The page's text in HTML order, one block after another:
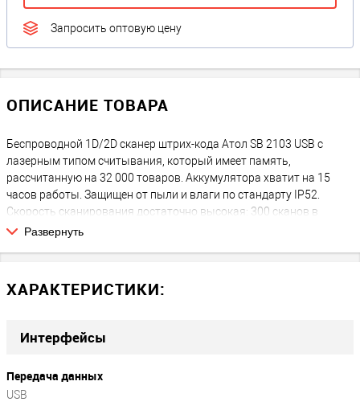
Запросить оптовую цену
ОПИСАНИЕ ТОВАРА
Беспроводной 1D/2D сканер штрих-кода Атол SB 2103 USB с
лазерным типом считывания, который имеет память,
рассчитанную на 32 000 товаров. Аккумулятора хватит на 15
часов работы. Защищен от пыли и влаги по стандарту IP52.
Скорость сканирования достаточно высокая: 300 сканов в
секунду. Беспроводной сканер 2D - штрих кодов. Также
Развернуть
ХАРАКТЕРИСТИКИ:
Интерфейсы
Передача данных
USB